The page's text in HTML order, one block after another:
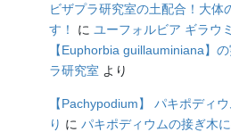
ビザプラ研究室の土配合！大体
す！
に ユーフォルビア ギラウ
【Euphorbia guillauminiana】
ラ研究室 より
【Pachypodium】 パキポディ
り に パキポディウムの接ぎ木